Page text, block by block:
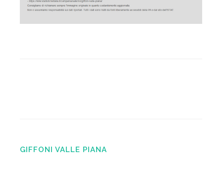
GIFFONI VALLE PIANA